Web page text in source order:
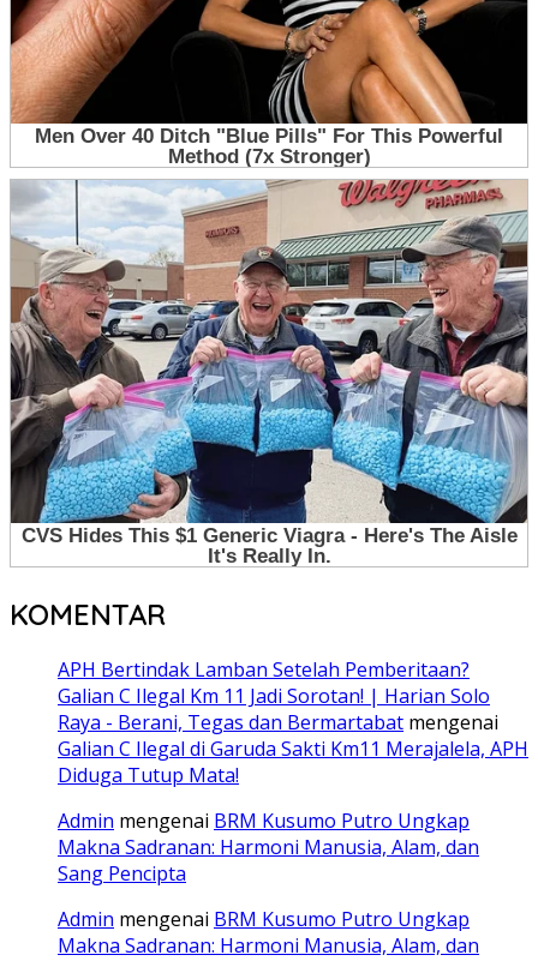
KOMENTAR
APH Bertindak Lamban Setelah Pemberitaan?
Galian C Ilegal Km 11 Jadi Sorotan! | Harian Solo
Raya - Berani, Tegas dan Bermartabat mengenai
Galian C Ilegal di Garuda Sakti Km11 Merajalela, APH
Diduga Tutup Mata!
Admin mengenai BRM Kusumo Putro Ungkap
Makna Sadranan: Harmoni Manusia, Alam, dan
Sang Pencipta
Admin mengenai BRM Kusumo Putro Ungkap
Makna Sadranan: Harmoni Manusia, Alam, dan